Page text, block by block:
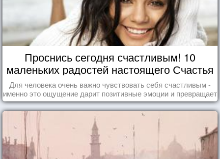
Проснись сегодня счастливым! 10
маленьких радостей настоящего Счастья
Для человека очень важно чувствовать себя счастливым -
именно это ощущение дарит позитивные эмоции и превращает
каждый день в маленький праздник.